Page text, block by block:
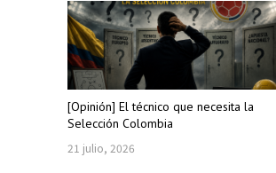
[Opinión] El técnico que necesita la
Selección Colombia
21 julio, 2026